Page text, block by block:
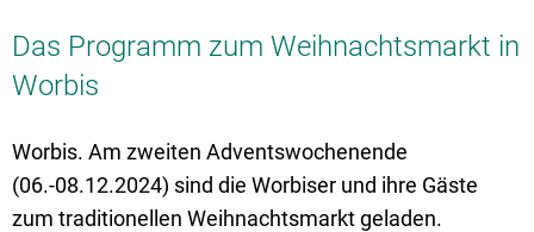
Das Programm zum Weihnachtsmarkt in
Worbis
Worbis. Am zweiten Adventswochenende
(06.-08.12.2024) sind die Worbiser und ihre Gäste
zum traditionellen Weihnachtsmarkt geladen.